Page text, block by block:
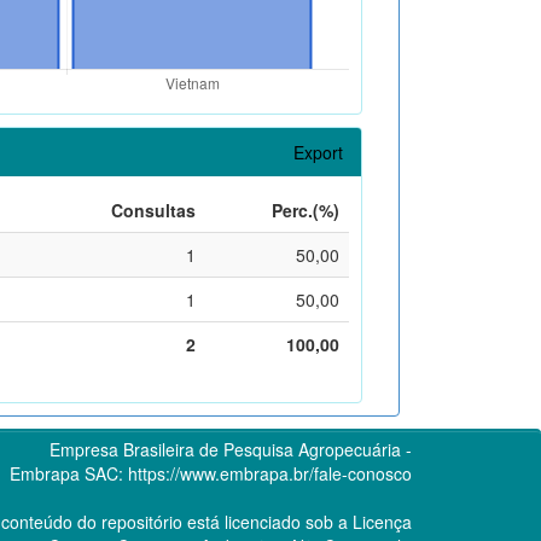
Export
Consultas
Perc.(%)
1
50,00
1
50,00
2
100,00
Empresa Brasileira de Pesquisa Agropecuária -
Embrapa SAC: https://www.embrapa.br/fale-conosco
do repositório está licenciado sob a Licença